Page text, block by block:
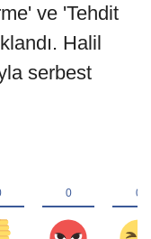
ve 'Tehdit
Halil
serbest